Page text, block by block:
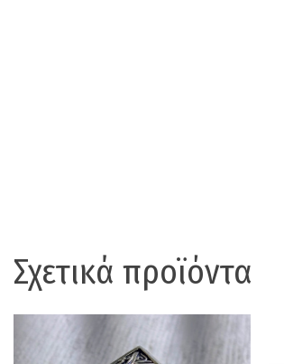
Σχετικά προϊόντα